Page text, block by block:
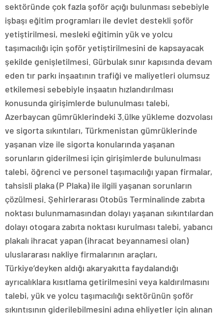
sektöründe çok fazla şoför açığı bulunması sebebiyle
işbaşı eğitim programları ile devlet destekli şoför
yetiştirilmesi, mesleki eğitimin yük ve yolcu
taşımacılığı için şoför yetiştirilmesini de kapsayacak
şekilde genişletilmesi. Gürbulak sınır kapısında devam
eden tır parkı inşaatının trafiği ve maliyetleri olumsuz
etkilemesi sebebiyle inşaatın hızlandırılması
konusunda girişimlerde bulunulması talebi,
Azerbaycan gümrüklerindeki 3.ülke yükleme dozvolası
ve sigorta sıkıntıları, Türkmenistan gümrüklerinde
yaşanan vize ile sigorta konularında yaşanan
sorunların giderilmesi için girişimlerde bulunulması
talebi, öğrenci ve personel taşımacılığı yapan firmalar,
tahsisli plaka (P Plaka) ile ilgili yaşanan sorunların
çözülmesi. Şehirlerarası Otobüs Terminalinde zabıta
noktası bulunmamasından dolayı yaşanan sıkıntılardan
dolayı otogara zabıta noktası kurulması talebi, yabancı
plakalı ihracat yapan (ihracat beyannamesi olan)
uluslararası nakliye firmalarının araçları,
Türkiye’deyken aldığı akaryakıtta faydalandığı
ayrıcalıklara kısıtlama getirilmesini veya kaldırılmasını
talebi, yük ve yolcu taşımacılığı sektörünün şoför
sıkıntısının giderilebilmesini adına ehliyetler için alınan